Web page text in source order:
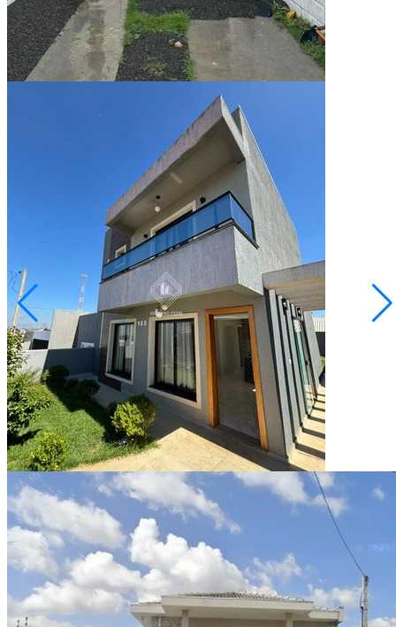
2Quartos
1Vaga
45,00Área Privativa (m²)
Conversar no WhatsApp
Cará-cará
R$ 700.000,00
Sobrado no Le Parc
Ponta Grossa/PR
2073408.001
100,00Área Privativa (m²)
Conversar no WhatsApp